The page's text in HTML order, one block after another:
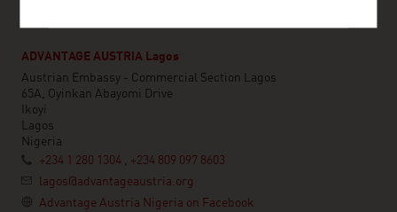
ADVANTAGE AUSTRIA Lagos
Austrian Embassy - Commercial Section Lagos
65A, Oyinkan Abayomi Drive
Ikoyi
Lagos
Nigeria
+234 1 280 1304 , +234 809 097 8603
lagos@advantageaustria.org
Advantage Austria Nigeria on Facebook